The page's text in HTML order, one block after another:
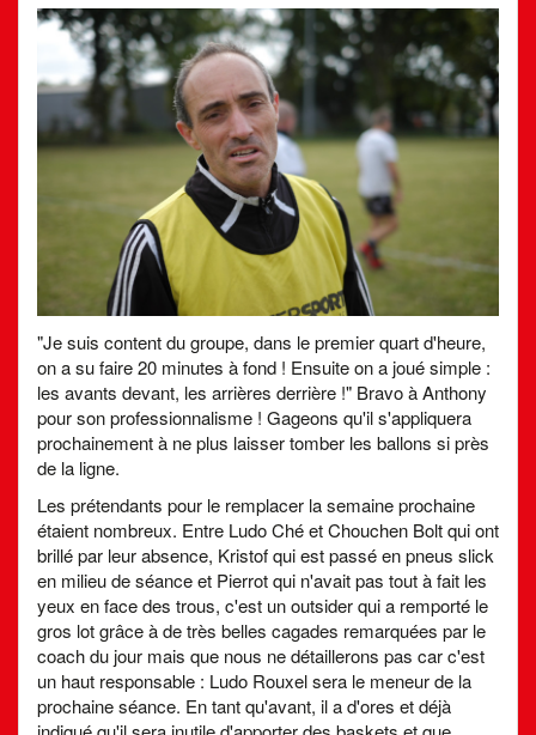
"Je suis content du groupe, dans le premier quart d'heure,
on a su faire 20 minutes à fond ! Ensuite on a joué simple :
les avants devant, les arrières derrière !" Bravo à Anthony
pour son professionnalisme ! Gageons qu'il s'appliquera
prochainement à ne plus laisser tomber les ballons si près
de la ligne.
Les prétendants pour le remplacer la semaine prochaine
étaient nombreux. Entre Ludo Ché et Chouchen Bolt qui ont
brillé par leur absence, Kristof qui est passé en pneus slick
en milieu de séance et Pierrot qui n'avait pas tout à fait les
yeux en face des trous, c'est un outsider qui a remporté le
gros lot grâce à de très belles cagades remarquées par le
coach du jour mais que nous ne détaillerons pas car c'est
un haut responsable : Ludo Rouxel sera le meneur de la
prochaine séance. En tant qu'avant, il a d'ores et déjà